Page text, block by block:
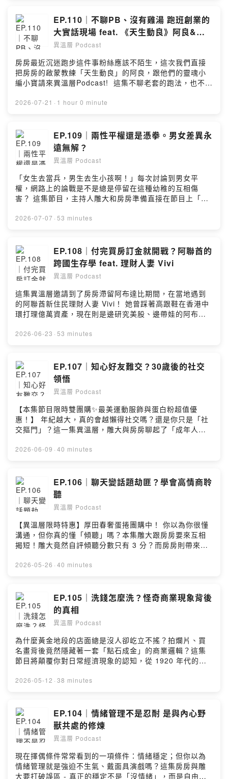
的社畜，這集保證讓你獲得滿滿的思考與接地氣的舒緩！
———————————————— 異溫層 × 大武山牧場
🐤🥚中秋團購優惠來啦📢 📍團購期間：8/4 – 8/17⏰ 🔗
專屬購買連結： https://dan-loo.tw/vUa3Y 中秋送禮最怕
送月餅吃到膩！這次大武山牧場推出的中秋禮盒，嚴選 14
道洗選 AA 級鮮蛋製作，蛋香超足，無論是送禮還是自己
囤貨都不撞款、不踩雷👌🏻 為什麼推薦大武山牧場： 人道飼
養 AA 級雞蛋，蛋界最高標準，新鮮又安心。 多款蛋點心
與鹹食可選，通通使用自家頂級好蛋製作，好吃又放心。
選？ 🌅【暮映金星｜茶葉蛋禮盒】📍 優惠價 $439（原價
$550） 👉🏻 適合：不愛吃甜食、追求養生高蛋白、上班/追
劇必備鹹點。 經典原味＋椒麻口味共 22 顆！常溫保存一
年不佔冰箱空間，撕開就能吃，鹹香超入味～ 🌙【卷卷酥
合：小資送禮、辦公室團購、偏好經典酥脆口感的人。 內
含原味＋紅玉紅茶共 72 支！常溫可放一年，慢慢吃不用急
～ ✨【光漾之域｜大武山 x 法朋聯名禮盒】📍 優惠價
長輩與貴賓客戶的人。 與知名甜點法朋聯名！走精品級的
92 折／3 件 9 折／5 件 87 折。 滿額好禮：滿 $2,000 再
送雞蛋小鬆餅一包。 免運優惠：常溫滿 $1,000 即享免
運。 送禮便利：禮盒皆附精美提繩，直接拎著送超有面
子！ 快點手刀買起來✨上次春節禮盒有兩款都是提早賣光
沒貨🙈 --Hosting provided by SoundOn
EP.110｜不聊PB、沒有雞湯 跑班創業的
大實話現場 feat. 《天生動良》阿良&小
寶
異溫層 Podcast
房房最近沉迷跑步這件事粉絲應該不陌生，這次我們直接
把房房的啟蒙教練「天生動良」的阿良，跟他們的靈魂小
編小寶請來異溫層Podcast! 這集不聊老套的跑法，也不講
的商業現實到底長怎樣？還有小寶超跳 Tone 的神奇經
路聊到他們想辦 Beer Run 的瘋狂點子。就算你跟雕大一
樣完全不跑步，這集的創業與內心話你聽起來也絕對很有
感！ 有興趣的朋友歡迎追蹤 天生動良 @runwithpbrc --
Hosting provided by SoundOn
2026-07-21 · 1 hour 0 minute
EP.109｜兩性平權還是憑拳。男女差異永
遠無解？
異溫層 Podcast
「女生去當兵，男生去生小孩啊！」每次討論到男女平
權，網路上的論戰是不是總是停留在這種幼稚的互相傷
害？ 這集節目，主持人雕大和房房準備直接在節目上「走
「職場現況」和「社會期待」切入。從各付各的「AA制」
節上，Justin Bieber 與 Sabrina Carpenter 的表演待遇
差異，都能看出社會對男女容錯率的雙重標準？！ 這不只
是為女性發聲，更是一場關於男性如何從沉重社會期待中
解脫的思辨。趕快點開這一集，跟著我們一起打破性別刻
板印象的同溫層！ －－－－ 自從房房開始對肌肉修復與睡
眠質量有更多要求後，物理放鬆神隊友一直都是這罐 - My
Mag Essentials 鎂乳霜😍。它使用吸收率極佳的「澳洲氯
化鎂」，聰明利用「經皮吸收」技術，能直接針對局部發
揮作用。 這款乳霜非常適合運動後抹在緊繃的小腿、或下
穩定神經的私房法寶！ 🔗 團購優惠連結，奢華睡眠與運動
舒緩儀式好物👉 https://gbf.tw/chido（7/7-7/13截止）
🌟 三款高級香調，對治不同的放鬆需求： • 🌿 薰衣草：徹
底釋放高壓，純粹的草本深層放鬆。 • ✨ 茉莉（台灣獨
柔，送給極度重視睡前儀式感的你。 每天只要花小錢，就
省下外面做 SPA 和推拿的幾千塊，一起睡飽、充飽電吧！
--Hosting provided by SoundOn
2026-07-07 · 53 minutes
EP.108｜付完買房訂金就開戰？阿聯酋的
跨國生存學 feat. 理財人妻 Vivi
異溫層 Podcast
這集異溫層邀請到了房房滯留阿布達比期間，在當地遇到
的阿聯酋新住民理財人妻 Vivi！ 她曾踩著高跟鞋在香港中
環打理億萬資產，現在則是邊研究美股、邊帶娃的阿布達
東真實生活真的滿地黃金、出門要防飛彈嗎？ 是什麼原因
https://www.instagram.com/wifevivi --Hosting
provided by SoundOn
2026-06-23 · 53 minutes
EP.107｜知心好友難交？30歲後的社交
領悟
異溫層 Podcast
【本集節目限時雙團購✨最美運動服飾與蛋白粉超值優
惠！】 年紀越大，真的會越懶得社交嗎？還是你只是「社
交摳門」？這一集異溫層，雕大與房房聊起了「成年人的
辣開場，一路聊到科技冷漠、交友的機會成本，以及「只
痿」，現代人的友情，難道只剩下在IG互傳好笑廢片？節
目中，房房大膽撕開「假性朋友」的面具，直言那些無法
看著你變好的嫉妒心理；雕大則拋出「和前女友能不能當
朋友」的超狂暴論？😳 你到底是真享受獨處，還是只是社
交懶惰？這集異溫層戳破最真實的社交焦慮。
—————————————— 本集節目限時雙團購！超
值優惠手刀搶購👇 🛒 Hygge Hug 呼嗝哈格｜最美最舒適
運動服飾（～6/14 快閃截止！） 去年首團一開直接被問
爆！！！超美設計不只運動能穿，平日搭出街也輕鬆舒服
🙈🙈 ✅滿 $3000：本島免運 ＋ 送品牌防染色洗衣吸色片
1 盒。 ✅滿 $5000：本島免運 ＋ 送吸色片 ＋ 招財顯化量
尺（顏色自選）。 🔗 專屬團購連結 👉
https://gbf.tw/tmuh0 💡 提醒聽眾：衣服團購時間比較
芽｜歐美優質原味蛋白飲（～6/18 截止） 喝來喝去還是乾
淨原味最耐喝！天然富含BCAA，運動後促進恢復、減緩疲
勞。 ✨白金升級版：高纖＋益生菌一次補齊，長輩、奶素
和。另有高CP值深藍濃縮版。 🏃‍♀️行動隨手包：出門跑步、
2026-06-09 · 40 minutes
EP.106｜聊天變話題劫匪？學會高情商聆
聽
異溫層 Podcast
【異溫層限時特惠】厚田春奢蛋捲團購中！ 你以為你很懂
溝通，但你真的懂「傾聽」嗎？本集雕大跟房房要來互相
揭短！雕大竟然自評傾聽分數只有 3 分？而房房則帶來讓
大腦竟然有四分之三的時間都在偷放空？ 本集將為大家解
跡地成為人人想掏心掏肺的高階聽眾！ 聽完這集，不只讓
你社交情商大升級，最後還有三個超驚人的冷知識——據
說有些話，對著「特定一隻耳朵」說成功率會翻倍？！ 快
聽起來！！！！ ———————————— 蛋捲到處都
有，但這款絕對是房房與雕大近期吃過最驚艷的療癒神級
點心🙀 如果你以前吃蛋捲怕掉屑、怕甜膩，這款直接打破
你的想像： ✨ 優雅一口吃：精緻「一口大小」設計，乾淨
俐落不掉屑，辦公、追劇吃超優雅。 🌱 天然低負擔：外層
採用低 GI 椰糖製作，自帶天然焦糖香氣，真材實料無負
× 後韻回甘，抹茶控必收的極致風味。 【北港花生】 手工
研磨 × 濃郁香醇，花生顆粒口感豐富。 【厚香芝麻】 匠
心碾磨 × 綿密細滑，香氣溫潤，連長輩都愛。 【經典肉
鬆】 黑毛豬肉 × 酥香鬆脆，鹹甜交織，餡料滿滿。 🛒 手
專屬優惠連結： https://yuan-flavor.com/6hJmv --
Hosting provided by SoundOn
2026-05-26 · 40 minutes
EP.105｜洗錢怎麼洗？怪奇商業現象背後
的真相
異溫層 Podcast
為什麼黃金地段的店面總是沒人卻屹立不搖？拍爛片、買
名畫背後竟然隱藏著一套「點石成金」的商業邏輯？這集
節目將顛覆你對日常經濟現象的認知，從 1920 年代的洗
的經濟現象，背後往往都有一個沒說出口的誘因。」 準備
刀跟上：https://gbf.tw/fe2zm 滿 $1300 冷藏冷凍合併免
運 雪坊優格只用鮮奶＋好菌，不是用奶粉，也沒有奇怪的
添加物，是吃了會把自己養壞的口感 下面推薦大家夏日冰
箱備貨tips: • 優格桶裝（5號/6號）： 保存期限比較長，
早餐或宵夜隨手挖一碗，拌點果醬或水果，超百搭。 • 希
臘優格：健身族最愛，蛋白質含量最高，口感也比較紮
實！ • 優格飲： 趕著出門去上班或去運動時的救星。 • 優
2026-05-12 · 38 minutes
EP.104｜情緒管理不是忍耐 是與內心野
獸共處的修煉
異溫層 Podcast
現在擇偶條件常常看到的一項條件：情緒穩定；但你以為
情緒管理就是強迫不生氣、戴面具演戲嗎？這集房房與雕
大要打破誤區 - 真正的穩定不是「沒情緒」，而是自由的